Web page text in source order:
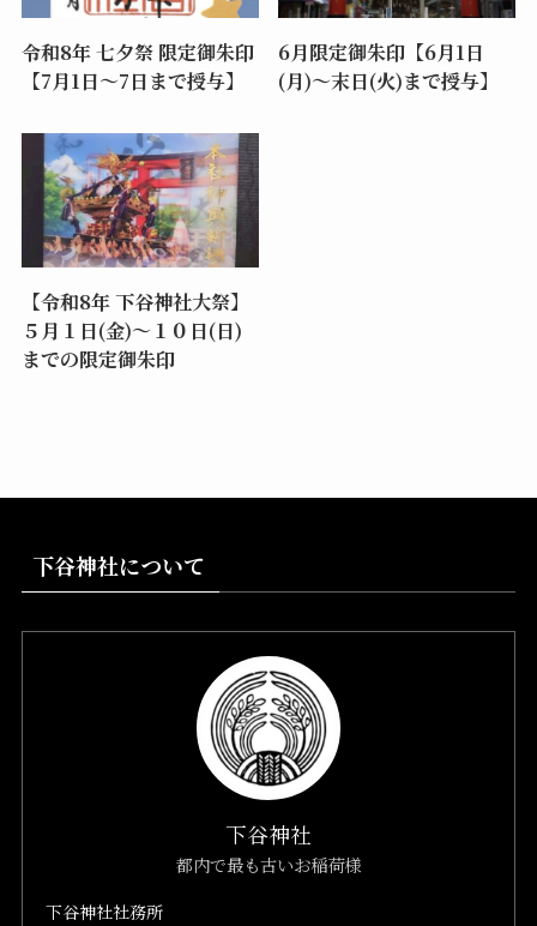
令和8年 七夕祭 限定御朱印
【7月1日～7日まで授与】
6月限定御朱印【6月1日
(月)～末日(火)まで授与】
【令和8年 下谷神社大祭】
５月１日(金)～１０日(日)
までの限定御朱印
下谷神社について
下谷神社
都内で最も古いお稲荷様
下谷神社社務所